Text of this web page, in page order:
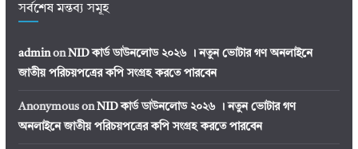
সর্বশেষ মন্তব্য সমূহ
adminon NID কার্ড ডাউনলোড ২০২৬ । নতুন ভোটার গণ অনলাইনে
জাতীয় পরিচয়পত্রের কপি সংগ্রহ করতে পারবেন
Anonymouson NID কার্ড ডাউনলোড ২০২৬ । নতুন ভোটার গণ
অনলাইনে জাতীয় পরিচয়পত্রের কপি সংগ্রহ করতে পারবেন